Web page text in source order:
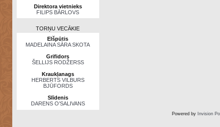
Direktora vietnieks
FILIPS BĀRLOVS
TORŅU VECĀKIE
Elšpūtis
MADELAINA SĀRA SKOTA
Grifidors
ŠELLIJS RODŽERSS
Kraukļanags
HERBERTS VILBURS
BJŪFORDS
Slīdenis
DARENS O’SALIVANS
Powered by Invision